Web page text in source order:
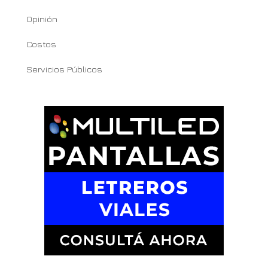
Opinión
Costos
Servicios Públicos